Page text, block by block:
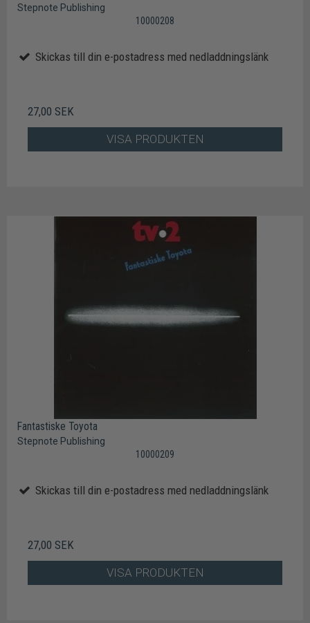
Stepnote Publishing
10000208
Skickas till din e-postadress med nedladdningslänk
27,00 SEK
VISA PRODUKTEN
Fantastiske Toyota
Stepnote Publishing
10000209
Skickas till din e-postadress med nedladdningslänk
27,00 SEK
VISA PRODUKTEN